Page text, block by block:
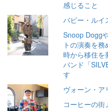
感じること
バビー・ルイ
Snoop Dogg
トの演奏を
時から移住を
バンド「
す
ヴォーン・ア
コーヒーの